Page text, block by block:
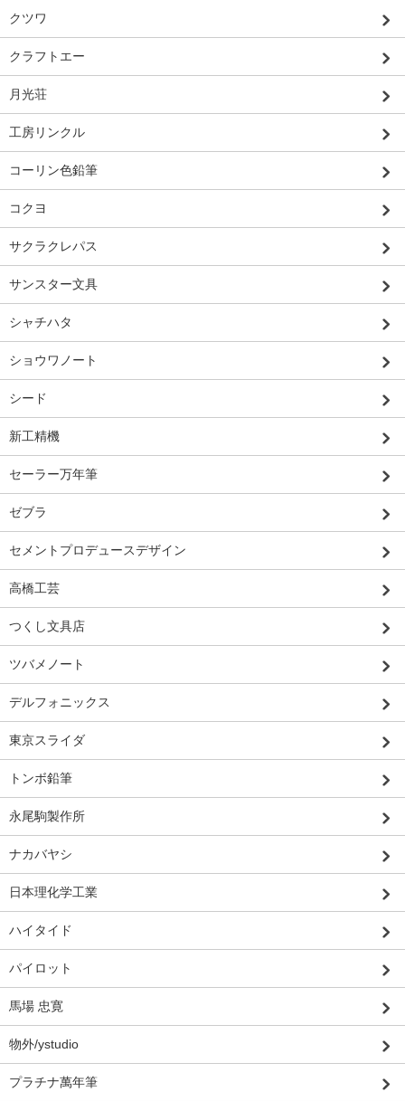
クツワ
クラフトエー
月光荘
工房リンクル
コーリン色鉛筆
コクヨ
サクラクレパス
サンスター文具
シャチハタ
ショウワノート
シード
新工精機
セーラー万年筆
ゼブラ
セメントプロデュースデザイン
高橋工芸
つくし文具店
ツバメノート
デルフォニックス
東京スライダ
トンボ鉛筆
永尾駒製作所
ナカバヤシ
日本理化学工業
ハイタイド
パイロット
馬場 忠寛
物外/ystudio
プラチナ萬年筆